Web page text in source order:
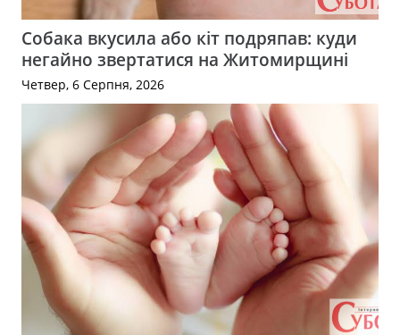
Собака вкусила або кіт подряпав: куди
негайно звертатися на Житомирщині
Четвер, 6 Серпня, 2026